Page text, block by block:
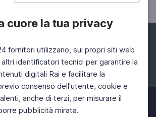
cuore la tua privacy
fornitori utilizzano, sui propri siti web
identificatori tecnici per garantire la
digitali Rai e facilitare la
consenso dell'utente, cookie e
anche di terzi, per misurare il
pubblicità mirata.
Instagram Twitter